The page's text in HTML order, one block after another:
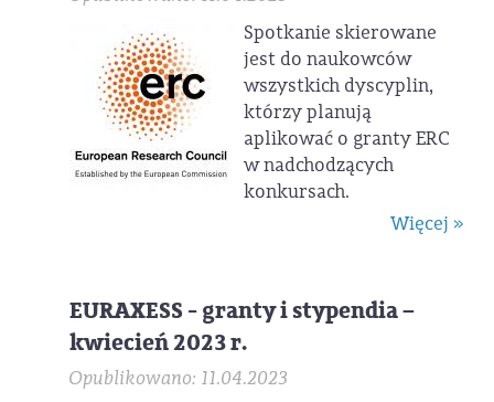
Spotkanie skierowane
jest do naukowców
wszystkich dyscyplin,
którzy planują
aplikować o granty ERC
w nadchodzących
konkursach.
Więcej »
EURAXESS - granty i stypendia –
kwiecień 2023 r.
Opublikowano: 11.04.2023